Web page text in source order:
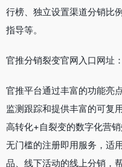
行榜、独立设置渠道分销比
指导等。
官推分销裂变官网入口网
官推平台通过丰富的功能亮
监测跟踪和提供丰富的可复
高转化+自裂变的数字化营
无门槛的注册即用服务，适
品、线下活动的线上分销，